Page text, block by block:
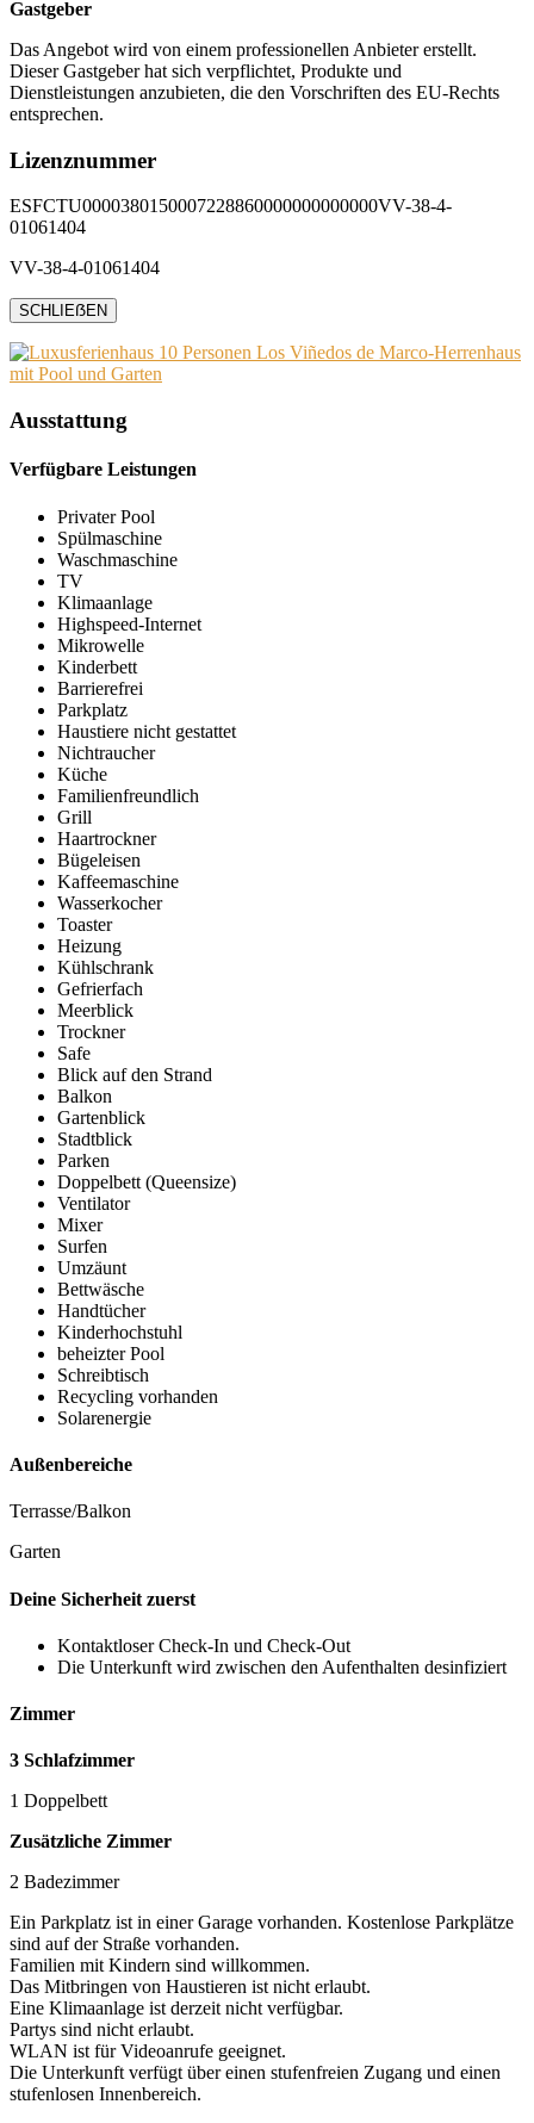
Gastgeber
Das Angebot wird von einem professionellen Anbieter erstellt.
Dieser Gastgeber hat sich verpflichtet, Produkte und
Dienstleistungen anzubieten, die den Vorschriften des EU-Rechts
entsprechen.
Lizenznummer
ESFCTU0000380150007228860000000000000VV-38-4-
01061404
VV-38-4-01061404
SCHLIEẞEN
Ausstattung
Verfügbare Leistungen
Privater Pool
Spülmaschine
Waschmaschine
TV
Klimaanlage
Highspeed-Internet
Mikrowelle
Kinderbett
Barrierefrei
Parkplatz
Haustiere nicht gestattet
Nichtraucher
Küche
Familienfreundlich
Grill
Haartrockner
Bügeleisen
Kaffeemaschine
Wasserkocher
Toaster
Heizung
Kühlschrank
Gefrierfach
Meerblick
Trockner
Safe
Blick auf den Strand
Balkon
Gartenblick
Stadtblick
Parken
Doppelbett (Queensize)
Ventilator
Mixer
Surfen
Umzäunt
Bettwäsche
Handtücher
Kinderhochstuhl
beheizter Pool
Schreibtisch
Recycling vorhanden
Solarenergie
Außenbereiche
Terrasse/Balkon
Garten
Deine Sicherheit zuerst
Kontaktloser Check-In und Check-Out
Die Unterkunft wird zwischen den Aufenthalten desinfiziert
Zimmer
3 Schlafzimmer
1 Doppelbett
Zusätzliche Zimmer
2 Badezimmer
Ein Parkplatz ist in einer Garage vorhanden. Kostenlose Parkplätze
sind auf der Straße vorhanden.
Familien mit Kindern sind willkommen.
Das Mitbringen von Haustieren ist nicht erlaubt.
Eine Klimaanlage ist derzeit nicht verfügbar.
Partys sind nicht erlaubt.
WLAN ist für Videoanrufe geeignet.
Die Unterkunft verfügt über einen stufenfreien Zugang und einen
stufenlosen Innenbereich.